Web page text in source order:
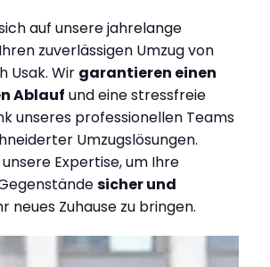
auf unsere jahrelange
zuverlässigen Umzug von
Usak. Wir garantieren einen
Ablauf und eine stressfreie
unseres professionellen Teams
Umzugslösungen.
Expertise, um Ihre
sicher und
neues Zuhause zu bringen.